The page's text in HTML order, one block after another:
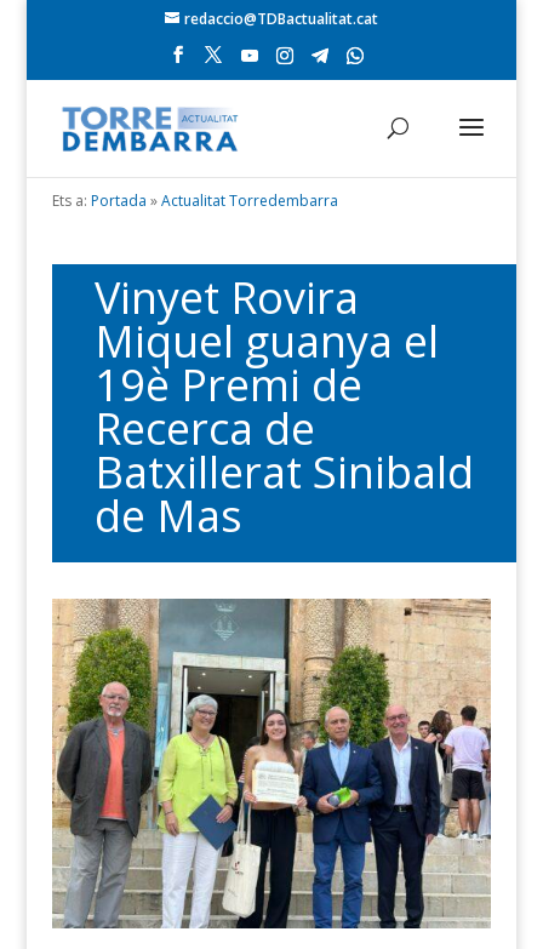
redaccio@TDBactualitat.cat
Ets a: Portada »Actualitat Torredembarra
Vinyet Rovira
Miquel guanya el
19è Premi de
Recerca de
Batxillerat Sinibald
de Mas